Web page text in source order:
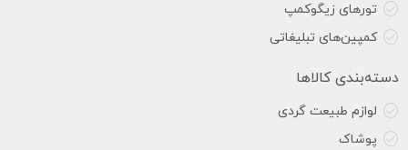
تورهای زیگوکمپ
کمپین‌های تبلیغاتی
دسته‌بندی کالاها
لوازم طبیعت گردی
پوشاک